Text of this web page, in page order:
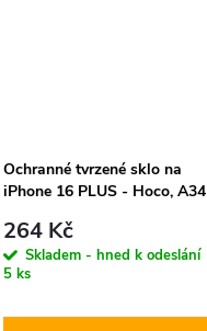
Ochranné tvrzené sklo na
iPhone 16 PLUS - Hoco, A34
264 Kč
Skladem - hned k odeslání
5 ks